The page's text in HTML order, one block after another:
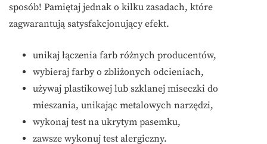
sposób! Pamiętaj jednak o kilku zasadach, które
zagwarantują satysfakcjonujący efekt.
unikaj łączenia farb różnych producentów,
wybieraj farby o zbliżonych odcieniach,
używaj plastikowej lub szklanej miseczki do
mieszania, unikając metalowych narzędzi,
wykonaj test na ukrytym pasemku,
zawsze wykonuj test alergiczny.